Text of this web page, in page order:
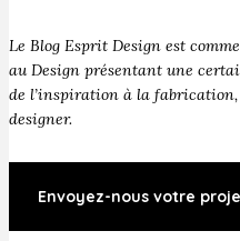
Le Blog Esprit Design est
au Design présentant une
de l’inspiration à la
designer.
Envoyez-nous votre